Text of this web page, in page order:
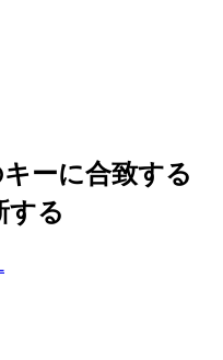
ーに合致する
する